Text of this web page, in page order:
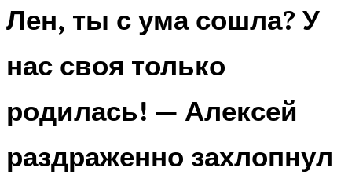
Лен, ты с ума сошла? У
нас своя только
родилась! — Алексей
раздраженно захлопнул